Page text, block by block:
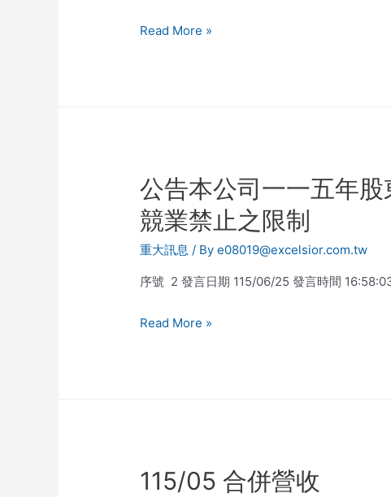
Read More »
公告本公司一一五年
競業禁止之限制
重大訊息 / Bye08019@excelsior.com.tw
序號 2 發言日期 115/06/25 發言時間
Read More »
115/05 合併營收